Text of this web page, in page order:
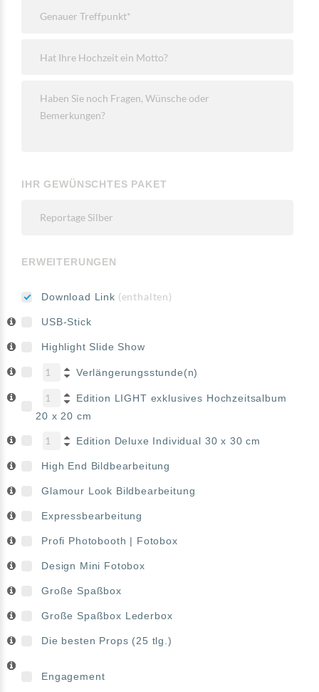
IHR GEWÜNSCHTES PAKET
ERWEITERUNGEN
Download Link (enthalten)
USB-Stick
Highlight Slide Show
Verlängerungsstunde(n)
Edition LIGHT exklusives Hochzeitsalbum
20 x 20 cm
Edition Deluxe Individual 30 x 30 cm
High End Bildbearbeitung
Glamour Look Bildbearbeitung
Expressbearbeitung
Profi Photobooth | Fotobox
Design Mini Fotobox
Große Spaßbox
Große Spaßbox Lederbox
Die besten Props (25 tlg.)
Engagement